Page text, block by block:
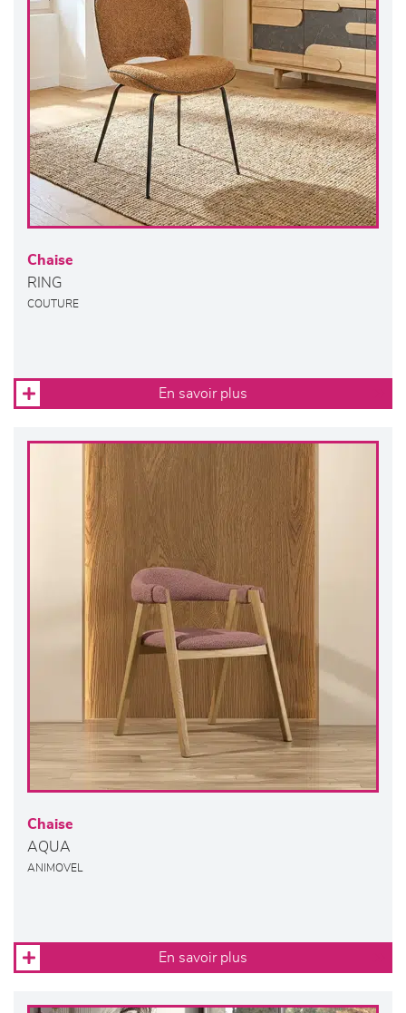
Chaise
RING
COUTURE
En savoir plus
Chaise
AQUA
ANIMOVEL
En savoir plus